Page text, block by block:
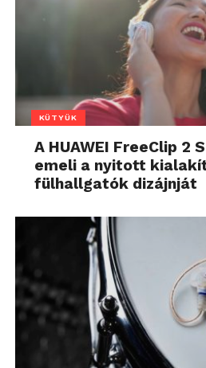
KÜTYÜK
A HUAWEI FreeClip 2
emeli a nyitott
fülhallgatók dizájnját